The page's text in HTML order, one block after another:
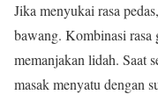
Jika menyukai rasa
bawang. Kombinasi rasa
memanjakan lidah. Saat
masak menyatu dengan